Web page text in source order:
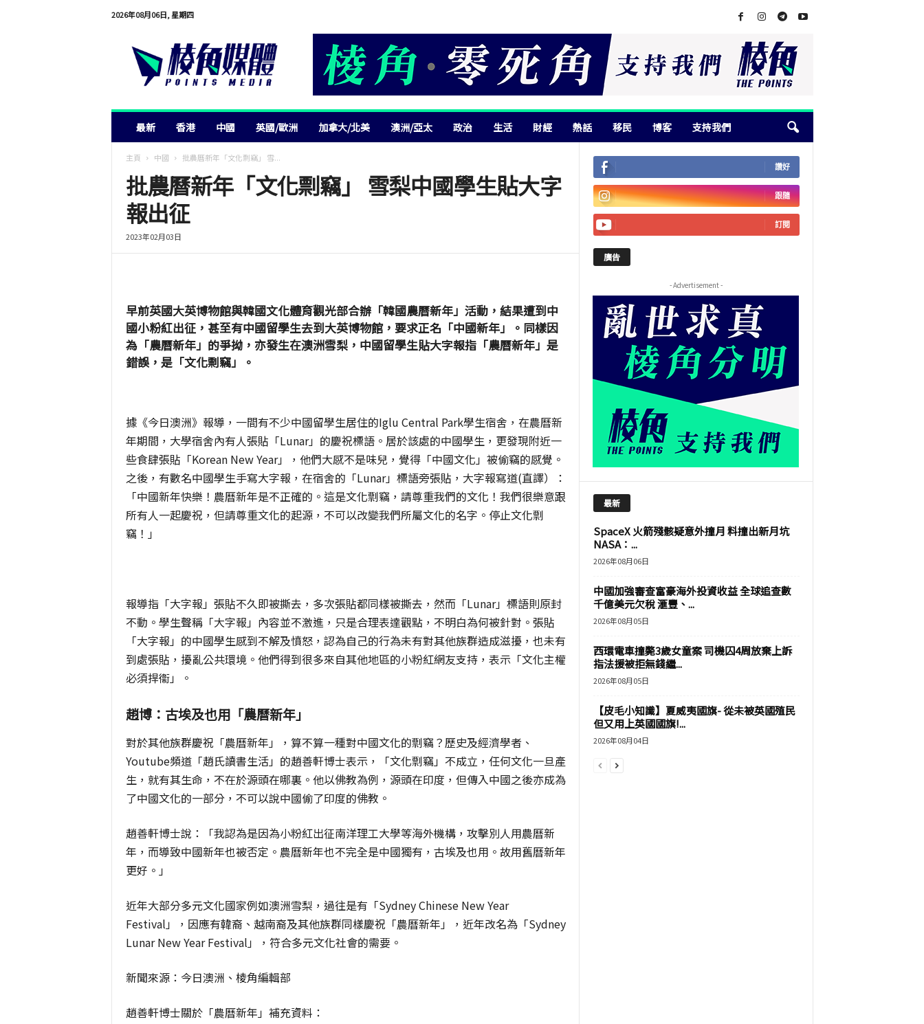
2026年08月06日, 星期四
最新 香港 中國 英國/歐洲 加拿大/北美 澳洲/亞太 政治 生活 財經 熱話 移民 博客 支持我們
主頁 中國 批農曆新年「文化剽竊」 雪...
批農曆新年「文化剽竊」 雪梨中國學生貼大字
報出征
2023年02月03日
早前英國大英博物館與韓國文化體育觀光部合辦「韓國農曆新年」活動，結果遭到中
國小粉紅出征，甚至有中國留學生去到大英博物館，要求正名「中國新年」。同樣因
為「農曆新年」的爭拗，亦發生在澳洲雪梨，中國留學生貼大字報指「農曆新年」是
錯誤，是「文化剽竊」。
據《今日澳洲》報導，一間有不少中國留學生居住的Iglu Central Park學生宿舍 ，在農曆新
年期間，大學宿舍內有人張貼「Lunar」的慶祝標語。居於該處的中國學生，更發現附近一
些食肆張貼「Korean New Year」，他們大感不是味兒，覺得「中國文化」被偷竊的感覺。
之後，有數名中國學生手寫大字報，在宿舍的「Lunar」標語旁張貼，大字報寫道(直譯）：
「中國新年快樂！農曆新年是不正確的。這是文化剽竊，請尊重我們的文化！我們很樂意跟
所有人一起慶祝，但請尊重文化的起源，不可以改變我們所屬文化的名字。停止文化剽
竊！」
報導指「大字報」張貼不久即被撕去，多次張貼都同樣被撕去，然而「Lunar」標語則原封
不動。學生聲稱「大字報」內容並不激進，只是合理表達觀點，不明白為何被針對。張貼
「大字報」的中國學生感到不解及憤怒，認為自己的行為未有對其他族群造成滋擾，也未有
到處張貼，擾亂公共環境。他們得到很多來自其他地區的小粉紅網友支持，表示「文化主權
必須捍衞」。
趙博：古埃及也用「農曆新年」
對於其他族群慶祝「農曆新年」，算不算一種對中國文化的剽竊？歷史及經濟學者、
Youtube頻道「趙氏讀書生活」的趙善軒博士表示，「文化剽竊」不成立， 任何文化一旦產
生，就有其生命，不在於源頭在哪裏。他以佛教為例，源頭在印度，但傳入中國之後亦成為
了中國文化的一部分，不可以說中國偷了印度的佛教。
趙善軒博士說：「我認為是因為小粉紅出征南洋理工大學等海外機構，攻擊別人用農曆新
年，而導致中國新年也被否定。農曆新年也不完全是中國獨有，古埃及也用。故用舊曆新年
更好。」
近年大部分多元文化國家例如澳洲雪梨，過往是有「Sydney Chinese New Year
Festival」，因應有韓裔、越南裔及其他族群同樣慶祝「農曆新年」，近年改名為「Sydney
Lunar New Year Festival」，符合多元文化社會的需要。
新聞來源：今日澳洲、棱角編輯部
趙善軒博士關於「農曆新年」 補充資料：
讚好
跟隨
訂閱
廣告
- Advertisement -
最新
SpaceX 火箭殘骸疑意外撞月 料撞出新月坑
NASA：...
2026年08月06日
中國加強審查富豪海外投資收益 全球追查數
千億美元欠稅 滙豐、...
2026年08月05日
西環電車撞斃3歲女童案 司機囚4周放棄上訴
指法援被拒無錢繼...
2026年08月05日
【皮毛小知識】夏威夷國旗- 從未被英國殖民
但又用上英國國旗!...
2026年08月04日